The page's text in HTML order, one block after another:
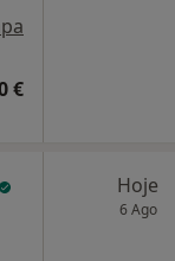
€
Hoje
6 Ago